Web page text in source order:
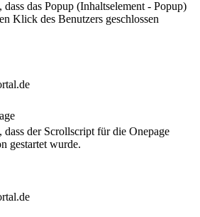
dass das Popup (Inhaltselement - Popup)
Klick des Benutzers geschlossen
dass der Scrollscript für die Onepage
gestartet wurde.